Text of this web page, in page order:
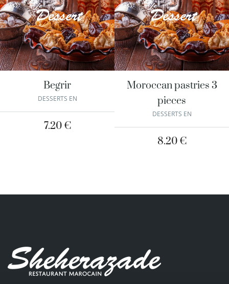
Begrir
DESSERTS EN
7.20 €
Moroccan pastries 3
pieces
DESSERTS EN
8.20 €